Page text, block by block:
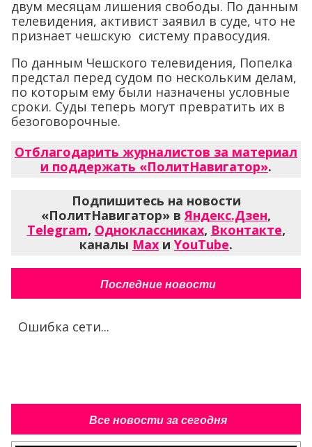
двум месяцам лишения свободы. По данным
телевидения, активист заявил в суде, что не
признает чешскую систему правосудия.
По данным Чешского телевидения, Попелка
предстал перед судом по нескольким делам,
по которым ему были назначены условные
сроки. Суды теперь могут превратить их в
безоговорочные.
Отблагодарить журналистов за материал
и поддержать «ПолитНавигатор».
Подпишитесь на новости
«ПолитНавигатор» вЯндекс.Дзен,
Telegram, Одноклассниках, Вконтакте,
каналы Max и YouTube.
Последние новости
Ошибка сети...
Все новости за сегодня